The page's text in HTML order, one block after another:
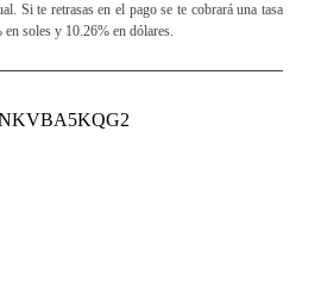
Si te retrasas en el pago se te cobrará una tasa
soles y 10.26% en dólares.